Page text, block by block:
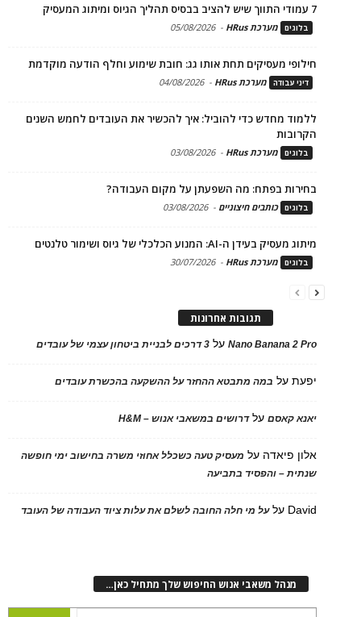
7 עמודי התווך שיש להציב בבסיס תהליך הגיוס ומיתוג המעסיק
בלוגים מערכת HRus -
05/08/2026
חילופי מעסיקים תחת אותו גג: חובת שימוע וחלף הודעה מוקדמת
דיני עבודה מערכת HRus -
04/08/2026
ללמוד מחדש כדי להוביל: איך להכשיר את העובדים לחמש השנים
הקרובות
בלוגים מערכת HRus -
03/08/2026
בחירות בפתח: מה השפעתן על מקום העבודה?
בלוגים כותבים חיצוניים -
03/08/2026
מיתוג מעסיק בעידן ה-AI: המנוע הכלכלי של גיוס ושימור טלנטים
בלוגים מערכת HRus -
30/07/2026
תגובות אחרונות
Nano Banana 2 Proעל 3 דרכים לבניית ביטחון עצמי של עובדים
יפעתעל במה מתבטא ההחזר על ההשקעה בהכשרת עובדים
יאנא קאסםעלדרושים במשאבי אנוש – H&M
אלון פיאדה על מעסיק טעה כשכלל אחוזי משרה בחישוב ימי חופשה
שנתית – והפסיד בתביעה
David עלעל מי חלה החובה לשלם את עלות ציוד העבודה של העובד
מנהל משאבי אנוש החיפוש שלך מתחיל כאן…